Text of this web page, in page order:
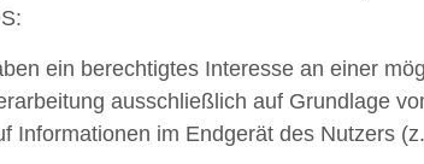
ein berechtigtes Interesse an einer
ausschließlich auf Grundlage
im Endgerät des Nutzers